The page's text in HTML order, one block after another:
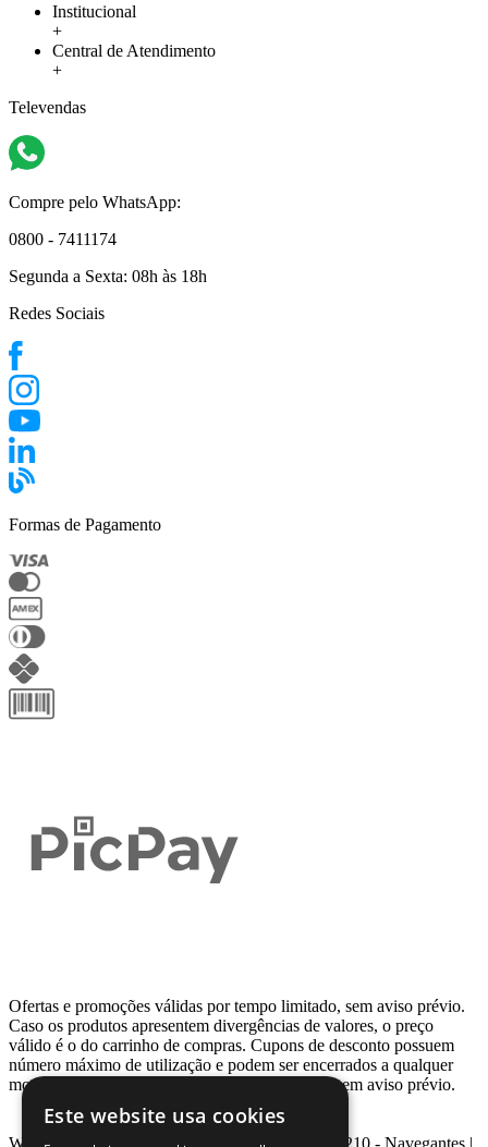
Institucional
+
Central de Atendimento
+
Televendas
Compre pelo WhatsApp:
0800 - 7411174
Segunda a Sexta: 08h às 18h
Redes Sociais
Formas de Pagamento
Ofertas e promoções válidas por tempo limitado, sem aviso prévio.
Caso os produtos apresentem divergências de valores, o preço
válido é o do carrinho de compras. Cupons de desconto possuem
número máximo de utilização e podem ser encerrados a qualquer
momento, de acordo com sua disponibilidade e sem aviso prévio.
Este website usa cookies